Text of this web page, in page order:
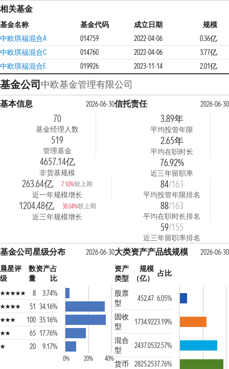
相关基金
基金名称 基金代码 成立日期
规模
中欧琪福混合A
014759 2022-04-06
0.36亿
中欧琪福混合C
014760 2022-04-06
3.77亿
中欧琪福混合E
019926 2023-11-14 2.01亿
基金公司中欧基金管理有限公司
基本信息 2026-06-30
70
基金经理人数
519
管理基金
4657.14亿
非货基规模
263.64亿 7.10%较上期
近一年规模增长
1204.48亿 38.04%较上期
近三年规模增长
信托责任 2026-06-30
3.89年
平均投管年限
2.65年
平均在职时长
76.92%
近三年留职率
84/163
平均投管年限排名
88/163
平均在职时长排名
59/155
近三年留职率排名
基金公司星级分布
2026-06-30
晨星评
级
数
量
资产占
比
8
3.74%
51 34.16%
100 35.16%
65 17.76%
20
9.17%
0% 20% 40%
大类资产产品线规模
2026-06-30
资产
类型
规模
（亿）
占比
股票
型
452.47 6.05%
固收
型
1734.9223.19%
混合
型
2437.0532.57%
货币
2825.2537.76%